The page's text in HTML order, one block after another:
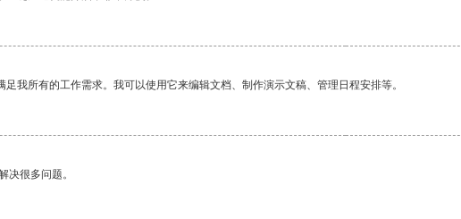
我所有的工作需求。我可以使用它来编辑文档、制作演示文稿、管理日程安排等。
决很多问题。